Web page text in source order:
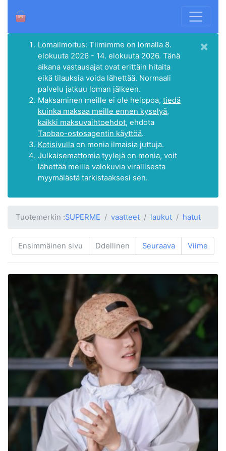
Lomailmoitus: Tiimimme on lomalla 8.
elokuuta 2026 - 14. elokuuta 2026. Tänä
aikana vastausajat ovat erittäin hitaita
eikä tilauksia voida lähettää. Normaali
palvelu jatkuu loman jälkeen.
Maksaminen meille ei ole helppoa, tiedä
kuinka maksaa meille ennen kyselyä,
kaikki maksuvaihtoehdot, ehdota
Taobao-ostosagentin käyttöä.
Kotisivulla on monia ilmaisia juttuja.
Julkaisemattomia tyylejä on monia, voit
lähettää meille valokuvia virallisesta
myymälästä tarkistaaksesi sen.
×
Tuotemerkin :SUPERME vaatteet laukut hatut
Ensimmäinen sivu Ddellinen Seuraava Viime